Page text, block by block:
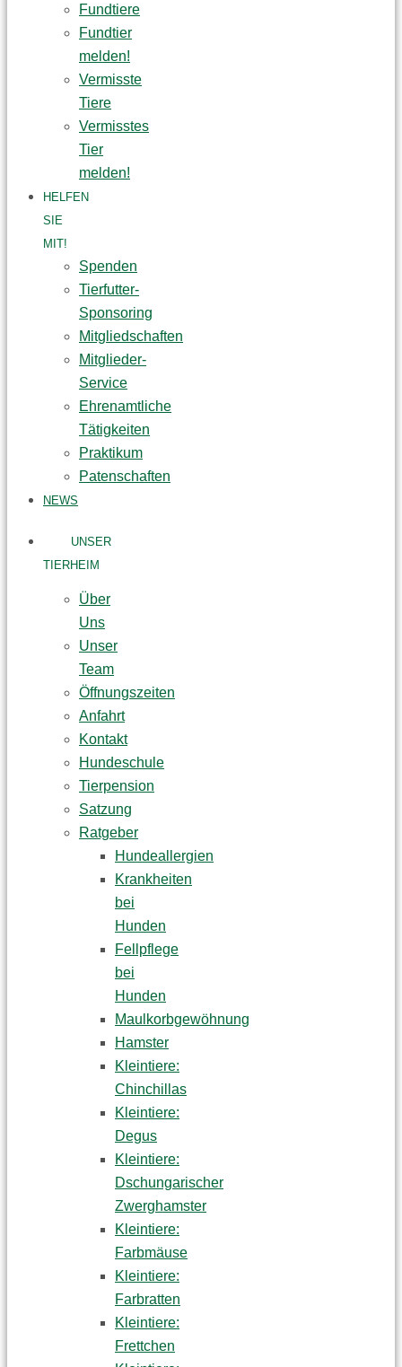
Fundtiere
Fundtier
melden!
Vermisste
Tiere
Vermisstes
Tier
melden!
HELFEN
SIE
MIT!
Spenden
Tierfutter-
Sponsoring
Mitgliedschaften
Mitglieder-
Service
Ehrenamtliche
Tätigkeiten
Praktikum
Patenschaften
NEWS
UNSER
TIERHEIM
Über
Uns
Unser
Team
Öffnungszeiten
Anfahrt
Kontakt
Hundeschule
Tierpension
Satzung
Ratgeber
Hundeallergien
Krankheiten
bei
Hunden
Fellpflege
bei
Hunden
Maulkorbgewöhnung
Hamster
Kleintiere:
Chinchillas
Kleintiere:
Degus
Kleintiere:
Dschungarischer
Zwerghamster
Kleintiere:
Farbmäuse
Kleintiere:
Farbratten
Kleintiere:
Frettchen